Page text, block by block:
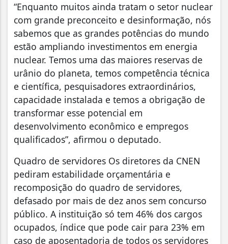
“Enquanto muitos ainda tratam o setor nuclear
com grande preconceito e desinformação, nós
sabemos que as grandes potências do mundo
estão ampliando investimentos em energia
nuclear. Temos uma das maiores reservas de
urânio do planeta, temos competência técnica
e científica, pesquisadores extraordinários,
capacidade instalada e temos a obrigação de
transformar esse potencial em
desenvolvimento econômico e empregos
qualificados”, afirmou o deputado.
Quadro de servidores Os diretores da CNEN
pediram estabilidade orçamentária e
recomposição do quadro de servidores,
defasado por mais de dez anos sem concurso
público. A instituição só tem 46% dos cargos
ocupados, índice que pode cair para 23% em
caso de aposentadoria de todos os servidores